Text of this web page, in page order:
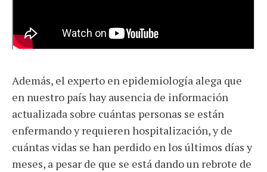
Además, el experto en epidemiología alega que
en nuestro país hay ausencia de información
actualizada sobre cuántas personas se están
enfermando y requieren hospitalización, y de
cuántas vidas se han perdido en los últimos días y
meses, a pesar de que se está dando un rebrote de